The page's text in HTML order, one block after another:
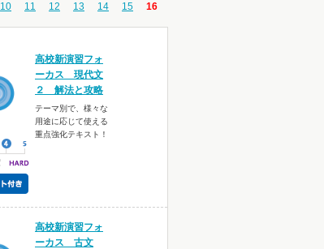
10 11 12 13 14 15 16
高校新演習フォ
ーカス 現代文
２ 解法と攻略
テーマ別で、様々な
用途に応じて使える
重点強化テキスト！
高校新演習フォ
ーカス 古文